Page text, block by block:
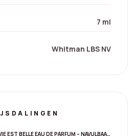
7 ml
Whitman LBS NV
LANCÔME LA VIE EST BELLE EAU DE PARFUM – NAVULBAAR 150 ML